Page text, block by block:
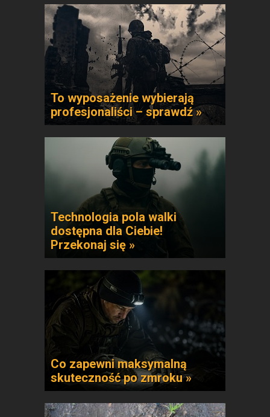
To wyposażenie wybierają
profesjonaliści – sprawdź »
Technologia pola walki
dostępna dla Ciebie!
Przekonaj się »
Co zapewni maksymalną
skuteczność po zmroku »